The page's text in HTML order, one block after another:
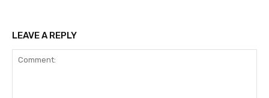
LEAVE A REPLY